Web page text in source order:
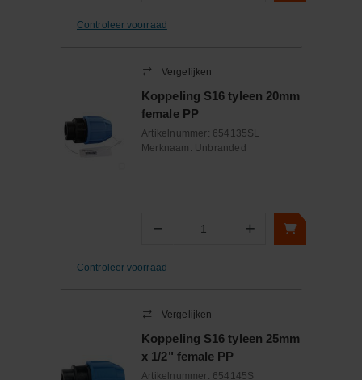
Controleer voorraad
Vergelijken
Koppeling S16 tyleen 20mm
female PP
Artikelnummer: 654135SL
Merknaam: Unbranded
− Aantal +
Controleer voorraad
Vergelijken
Koppeling S16 tyleen 25mm
x 1/2" female PP
Artikelnummer: 654145S